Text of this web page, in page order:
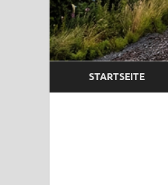
STARTSEITE